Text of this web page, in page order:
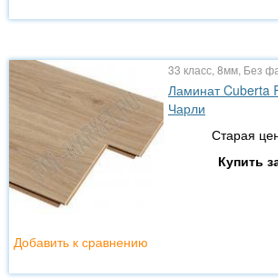
33 класс, 8мм, Без
Ламинат Cuberta
Чарли
Старая
Купить
Добавить к сравнению